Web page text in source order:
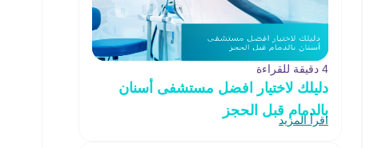
4 دقيقة للقراءة
دليلك لاختيار افضل مستشفى أسنان
بالدمام قبل الحجز
اقرأ المزيد